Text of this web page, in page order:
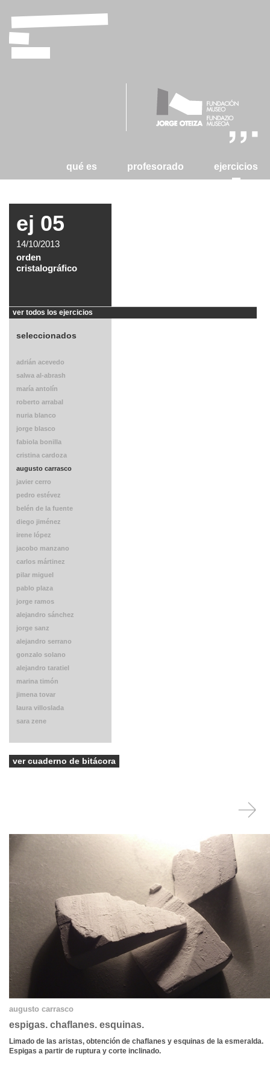
laboratorio
de
tizas
qué es profesorado ejercicios
ej 05
14/10/2013
orden
cristalográfico
ver todos los ejercicios
seleccionados
adrián acevedo
salwa al-abrash
maría antolín
roberto arrabal
nuria blanco
jorge blasco
fabiola bonilla
cristina cardoza
augusto carrasco
javier cerro
pedro estévez
belén de la fuente
diego jiménez
irene lópez
jacobo manzano
carlos mártinez
pilar miguel
pablo plaza
jorge ramos
alejandro sánchez
jorge sanz
alejandro serrano
gonzalo solano
alejandro taratiel
marina timón
jimena tovar
laura villoslada
sara zene
ver cuaderno de bitácora
augusto carrasco
espigas. chaflanes. esquinas.
Limado de las aristas, obtención de chaflanes y esquinas de la esmeralda.
Espigas a partir de ruptura y corte inclinado.